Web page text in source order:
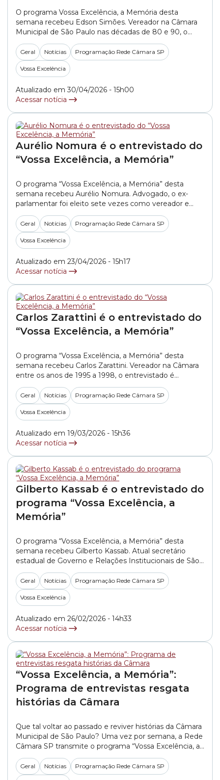
O programa Vossa Excelência, a Memória desta
semana recebeu Edson Simões. Vereador na Câmara
Municipal de São Paulo nas décadas de 80 e 90, o
entrevistado foi conselheiro do TCM-SP (Tribunal de
Contas do Município de São Paulo) por quase 24 anos,
onde exerceu o cargo de presidente por sete vezes e
Geral Notícias Programação Rede Câmara SP
Vossa Excelência
Atualizado em 30/04/2026 - 15h00
Acessar notícia
Aurélio Nomura é o entrevistado do
“Vossa Excelência, a Memória”
O programa “Vossa Excelência, a Memória” desta
semana recebeu Aurélio Nomura. Advogado, o ex-
parlamentar foi eleito sete vezes como vereador e
assumiu em outro mandato como suplente. Ele atuou
na Câmara Municipal de São Paulo entre 1993 e 2024.
Entre os projetos de sua trajetória na Casa estão leis
Geral Notícias Programação Rede Câmara SP
Vossa Excelência
Atualizado em 23/04/2026 - 15h17
Acessar notícia
Carlos Zarattini é o entrevistado do
“Vossa Excelência, a Memória”
O programa “Vossa Excelência, a Memória” desta
semana recebeu Carlos Zarattini. Vereador na Câmara
entre os anos de 1995 a 1998, o entrevistado é
economista, já foi deputado estadual e está em seu 5º
mandato como deputado federal. Foi dele a ideia de
criação do Bilhete Único. Para saber mais sobre este
Geral Notícias Programação Rede Câmara SP
Vossa Excelência
Atualizado em 19/03/2026 - 15h36
Acessar notícia
Gilberto Kassab é o entrevistado do
programa “Vossa Excelência, a
Memória”
O programa “Vossa Excelência, a Memória” desta
semana recebeu Gilberto Kassab. Atual secretário
estadual de Governo e Relações Institucionais de São
Paulo, Kassab é considerado por muitos um grande
articulador político do país. Já foi prefeito da capital
paulista, ministro e deputado, mas foi na Câmara
Municipal de São Paulo que o entrevistado começou
Geral Notícias Programação Rede Câmara SP
Vossa Excelência
Atualizado em 26/02/2026 - 14h33
Acessar notícia
“Vossa Excelência, a Memória”:
Programa de entrevistas resgata
histórias da Câmara
Que tal voltar ao passado e reviver histórias da Câmara
Municipal de São Paulo? Uma vez por semana, a Rede
Câmara SP transmite o programa “Vossa Excelência, a
Memória”, que tem o intuito de resgatar histórias
vividas na Câmara em diferentes períodos por meio de
entrevistas com ex-vereadores. Os episódios vão ao ar
Geral Notícias Programação Rede Câmara SP